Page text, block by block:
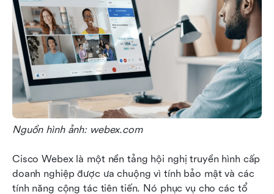
Nguồn hình ảnh: webex.com
Cisco Webex là một nền tảng hội nghị truyền hình cấp
doanh nghiệp được ưa chuộng vì tính bảo mật và các
tính năng cộng tác tiên tiến. Nó phục vụ cho các tổ